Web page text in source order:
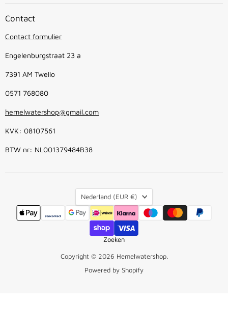
Contact
Contact formulier
Engelenburgstraat 23 a
7391 AM Twello
0571 768080
hemelwatershop@gmail.com
KVK: 08107561
BTW nr: NL001379484B38
Land
Nederland (EUR €)
Zoeken
Copyright © 2026 Hemelwatershop.
Powered by Shopify